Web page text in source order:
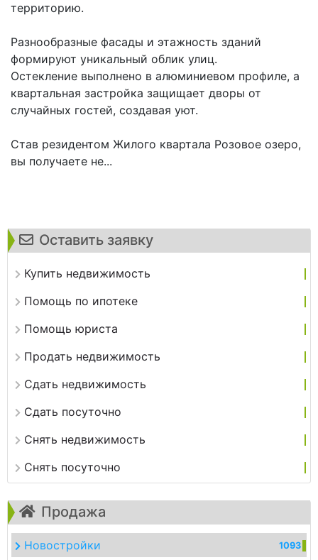
Оставить заявку
Купить недвижимость
Помощь по ипотеке
Помощь юриста
Продать недвижимость
Сдать недвижимость
Сдать посуточно
Снять недвижимость
Снять посуточно
Продажа
Новостройки 1093
территорию.
Разнообразные фасады и этажность зданий
формируют уникальный облик улиц.
Остекление выполнено в алюминиевом профиле, а
квартальная застройка защищает дворы от
случайных гостей, создавая уют.
Став резидентом Жилого квартала Розовое озеро,
вы получаете не...